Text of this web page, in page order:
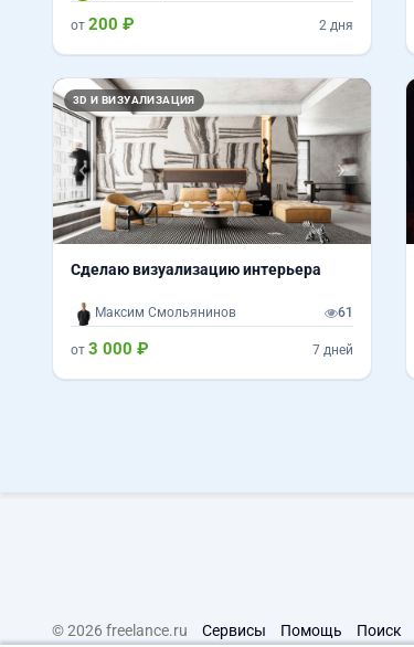
от 200 ₽ 2 дня
3D И ВИЗУАЛИЗАЦИЯ
Назад Вперед
Сделаю визуализацию интерьера
Максим Смольянинов 61
от 3 000 ₽ 7 дней
© 2026 freelance.ru Сервисы Помощь Поиск